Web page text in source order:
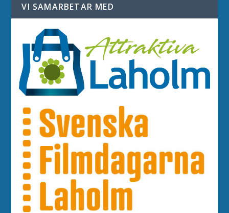
VI SAMARBETAR MED